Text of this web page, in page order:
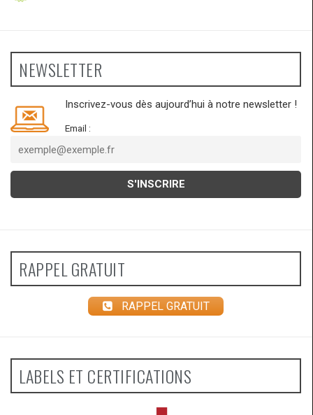
NEWSLETTER
Inscrivez-vous dès aujourd’hui à notre newsletter !
Email :
RAPPEL GRATUIT
RAPPEL GRATUIT
LABELS ET CERTIFICATIONS